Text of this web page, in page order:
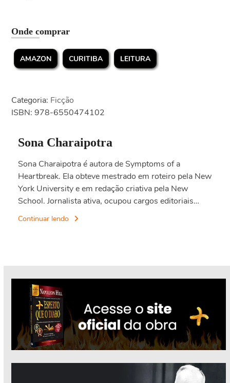
Onde comprar
AMAZON CURITIBA LEITURA
Categoria: Ficção
ISBN: 978-6550474102
Sona Charaipotra
Sona Charaipotra é autora de Symptoms of a
Heartbreak. Ela obteve mestrado em roteiro pela New
York University e em redação criativa pela New
School. Jornalista ativa, ocupou cargos editoriais…
Continuar lendo